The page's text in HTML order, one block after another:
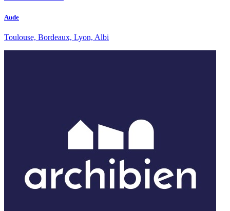
Aude
Toulouse, Bordeaux, Lyon, Albi